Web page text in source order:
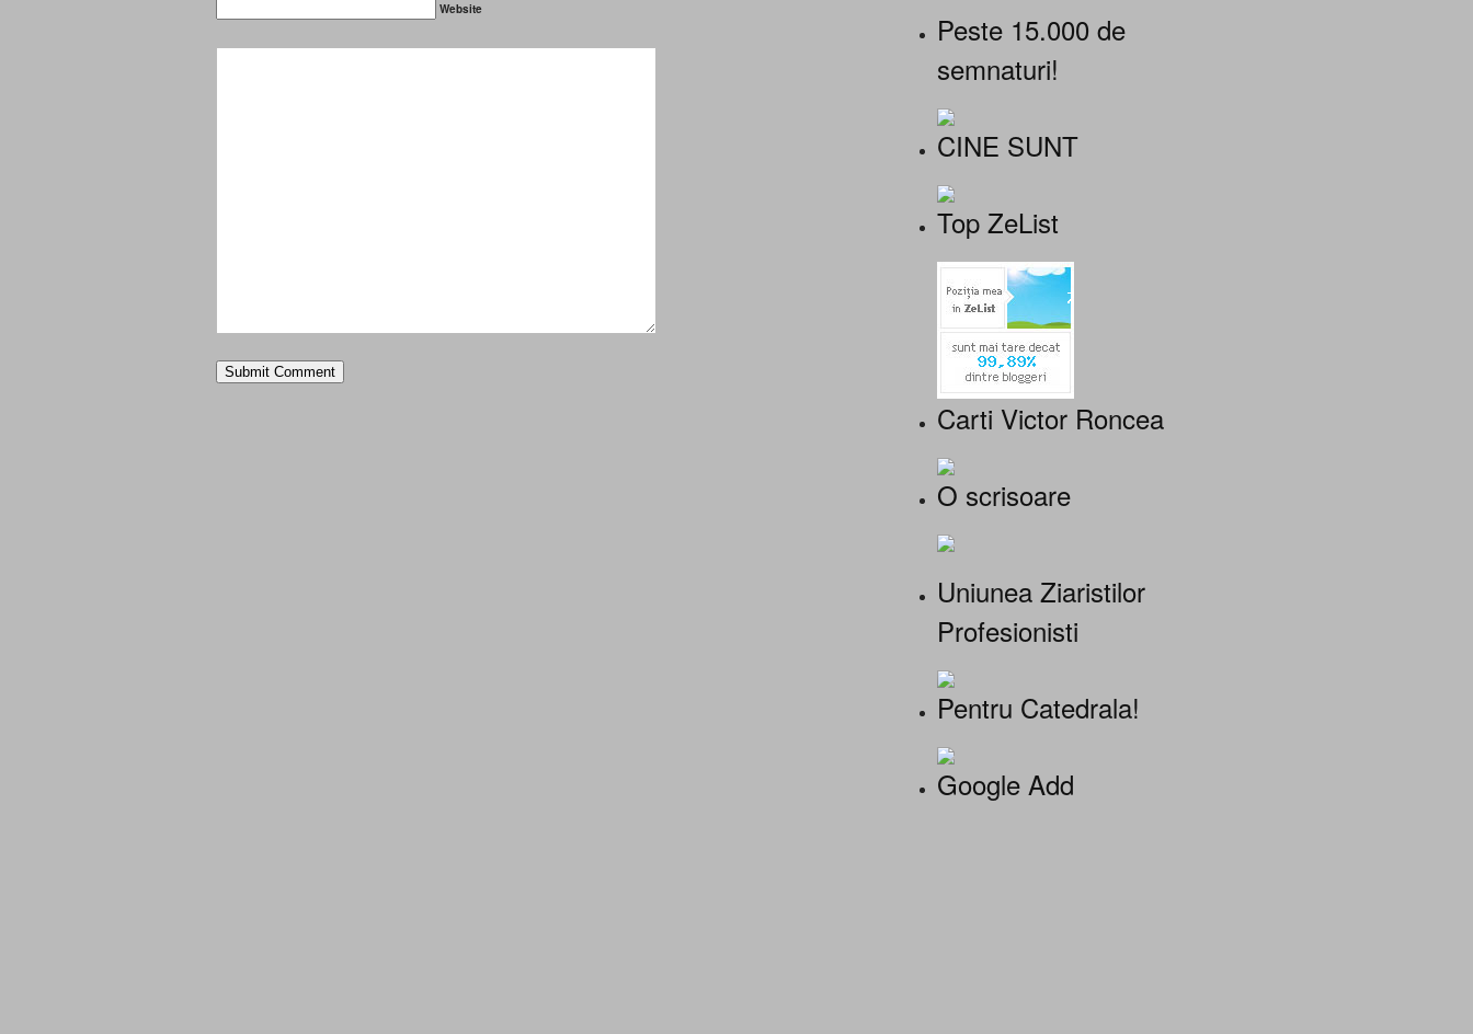
Website
Peste 15.000 de
semnaturi!
CINE SUNT
Top ZeList
Carti Victor Roncea
O scrisoare
Uniunea Ziaristilor
Profesionisti
Pentru Catedrala!
Google Add